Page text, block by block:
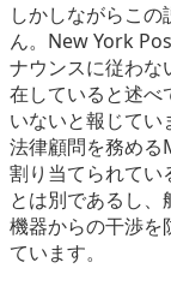
しかしながらこ
ん。New York
ナウンスに従わな
在していると述べ
いないと報じてい
法律顧問を務め
割り当てられてい
とは別であるし
機器からの干渉を
ています。